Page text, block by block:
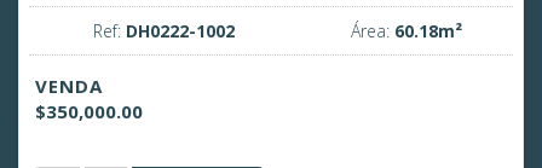
Ref: DH0222-1002 Área: 60.18m²
VENDA
$350,000.00